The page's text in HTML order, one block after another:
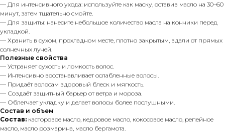
— Для интенсивного ухода: используйте как маску, оставив масло на 30–60
минут, затем тщательно смойте.
— Для защиты: нанесите небольшое количество масла на кончики перед
укладкой.
— Хранить в сухом, прохладном месте, плотно закрытым, вдали от прямых
солнечных лучей.
Полезные свойства
— Устраняет сухость и ломкость волос.
— Интенсивно восстанавливает ослабленные волосы.
— Придаёт волосам здоровый блеск и мягкость.
— Создаёт защитный барьер от ветра и мороза.
— Облегчает укладку и делает волосы более послушными.
Состав и объем
Состав: касторовое масло, кедровое масло, кокосовое масло, репейное
масло, масло розмарина, масло бергамота.